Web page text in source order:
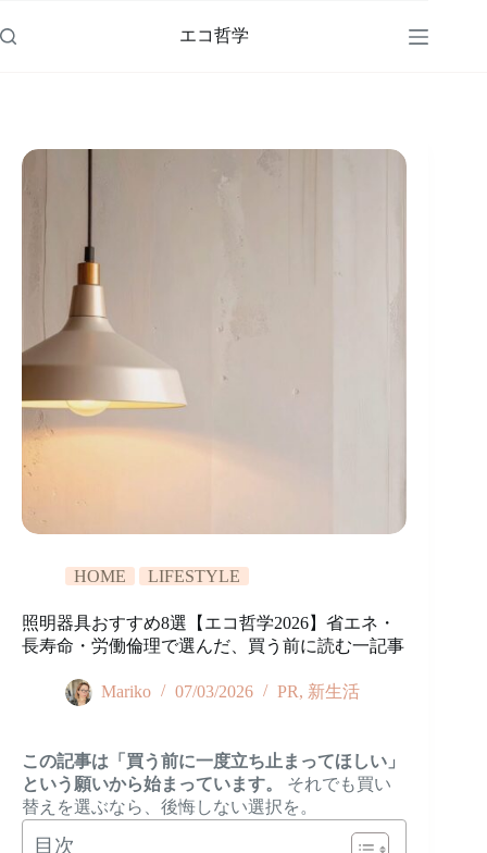
ン
エコ哲学
HOME LIFESTYLE
照明器具おすすめ8選【エコ哲学2026】省エネ・
長寿命・労働倫理で選んだ、買う前に読む一記事
Mariko 07/03/2026 PR, 新生活
この記事は「買う前に一度立ち止まってほしい」
という願いから始まっています。
それでも買い
替えを選ぶなら、後悔しない選択を。
目次